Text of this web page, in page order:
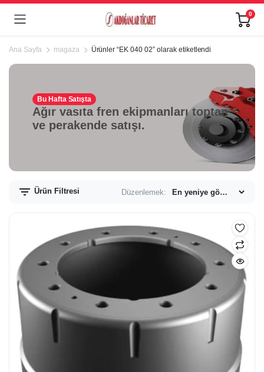
0
Ana Sayfa magaza Ürünler “EK 040 02” olarak etiketlendi
Bu Hafta Satışta
Ağır vasıta fren ekipmanları toptan
ve perakende satışı.
Ürün Filtresi Düzenlemek: